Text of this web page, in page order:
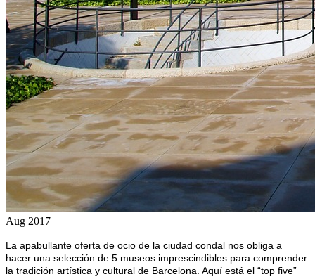
Aug 2017
La apabullante oferta de ocio de la ciudad condal nos obliga a
hacer una selección de 5 museos imprescindibles para comprender
la tradición artística y cultural de Barcelona. Aquí está el “top five”